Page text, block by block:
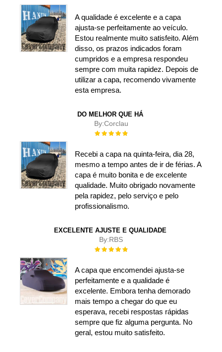
A qualidade é excelente e a capa
ajusta-se perfeitamente ao veículo.
Estou realmente muito satisfeito. Além
disso, os prazos indicados foram
cumpridos e a empresa respondeu
sempre com muita rapidez. Depois de
utilizar a capa, recomendo vivamente
esta empresa.
DO MELHOR QUE HÁ
By:Corclau
Rating:
Recebi a capa na quinta-feira, dia 28,
mesmo a tempo antes de ir de férias. A
capa é muito bonita e de excelente
qualidade. Muito obrigado novamente
pela rapidez, pelo serviço e pelo
profissionalismo.
EXCELENTE AJUSTE E QUALIDADE
By:RBS
Rating:
A capa que encomendei ajusta-se
perfeitamente e a qualidade é
excelente. Embora tenha demorado
mais tempo a chegar do que eu
esperava, recebi respostas rápidas
sempre que fiz alguma pergunta. No
geral, estou muito satisfeito.